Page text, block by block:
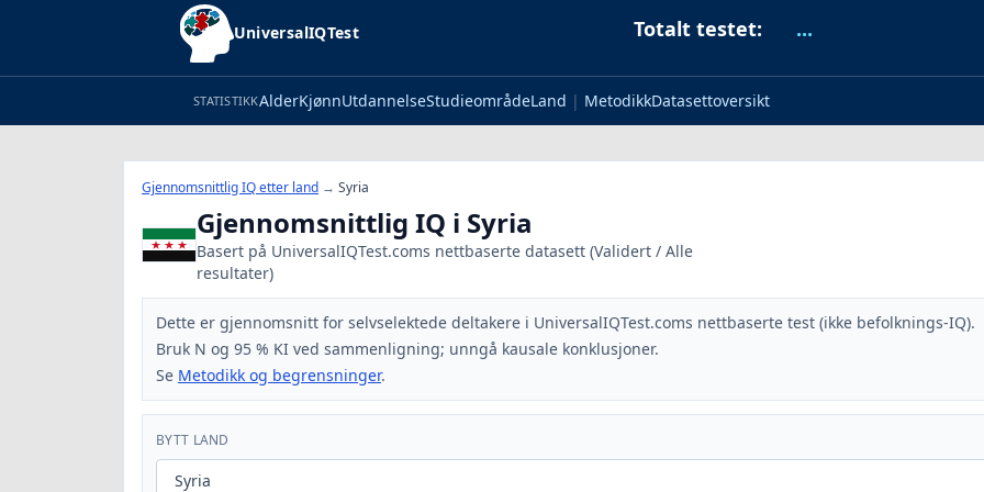
UniversalIQTest Totalt testet: ...
STATISTIKKAlderKjønnUtdannelseStudieområdeLand | MetodikkDatasettoversikt
Gjennomsnittlig IQ etter land → Syria
Gjennomsnittlig IQ i Syria
Basert på UniversalIQTest.coms nettbaserte datasett (Validert / Alle
resultater)
Dette er gjennomsnitt for selvselektede deltakere i UniversalIQTest.coms nettbaserte test (ikke befolknings-IQ).
Bruk N og 95 % KI ved sammenligning; unngå kausale konklusjoner.
Se Metodikk og begrensninger.
BYTT LAND